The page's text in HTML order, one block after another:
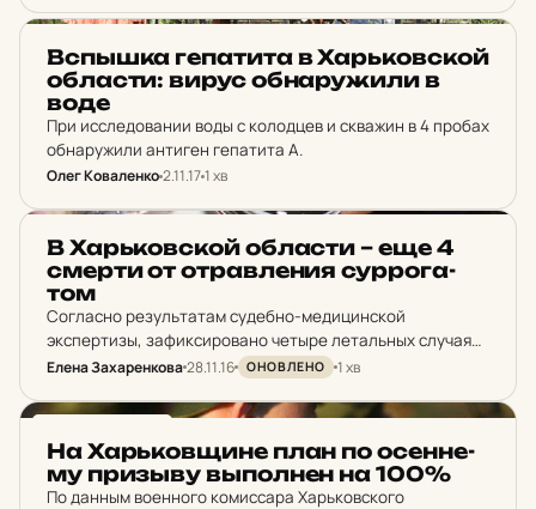
Вспышка ге­па­ти­та в Харь­ков­ской
об­лас­ти: вирус об­на­ру­жи­ли в
воде
При исследовании воды с колодцев и скважин в 4 пробах
обнаружили антиген гепатита А.
Олег Коваленко2.11.171 хв
НОВИНИ ХАРКОВА
В Харь­ков­ской об­лас­ти – еще 4
смерти от от­рав­ле­ния сур­ро­га­
том
Согласно результатам судебно-медицинской
экспертизы, зафиксировано четыре летальных случая
отравлений метиловым спиртом: три – в Волчанском
отравлений фальсифицированным алкоголем на
Елена Захаренкова28.11.16 ОНОВЛЕНО 1 хв
На Харь­ков­щи­не план по осен­не­
му приз­ыву выпол­нен на 100%
По данным военного комиссара Харьковского